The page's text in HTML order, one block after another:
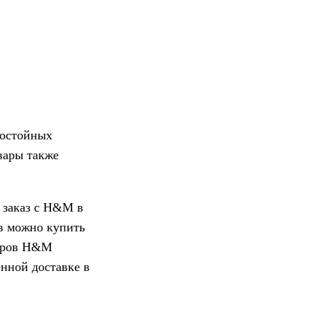
также
с H&M в
можно купить
H&M
доставке в